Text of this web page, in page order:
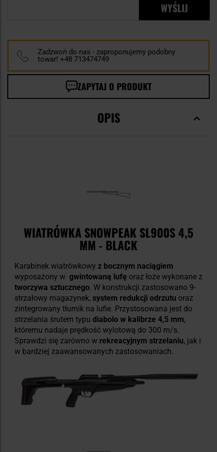
WYŚLIJ
Zadzwoń do nas - zaproponujemy podobny
towar! +48 713474749
ZAPYTAJ O PRODUKT
OPIS
WIATRÓWKA SNOWPEAK SL900S 4,5
MM - BLACK
Karabinek wiatrówkowy z bocznym naciągiem
wyposażony w gwintowaną lufę oraz łoże wykonane z
tworzywa sztucznego. W konstrukcji zastosowano 9-
strzałowy magazynek, system redukcji odrzutu oraz
zintegrowany tłumik na lufie. Przystosowana jest do
strzelania śrutem typu diabolo w kalibrze 4,5 mm,
któremu nadaje prędkość wylotową do 300 m/s.
Sprawdzi się zarówno w rekreacyjnym strzelaniu, jak i
w bardziej zaawansowanych zastosowaniach.